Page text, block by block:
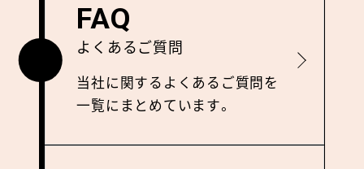
FAQ
よくあるご質問
当社に関するよくあるご質問を
⼀覧にまとめています。
詳しく見る